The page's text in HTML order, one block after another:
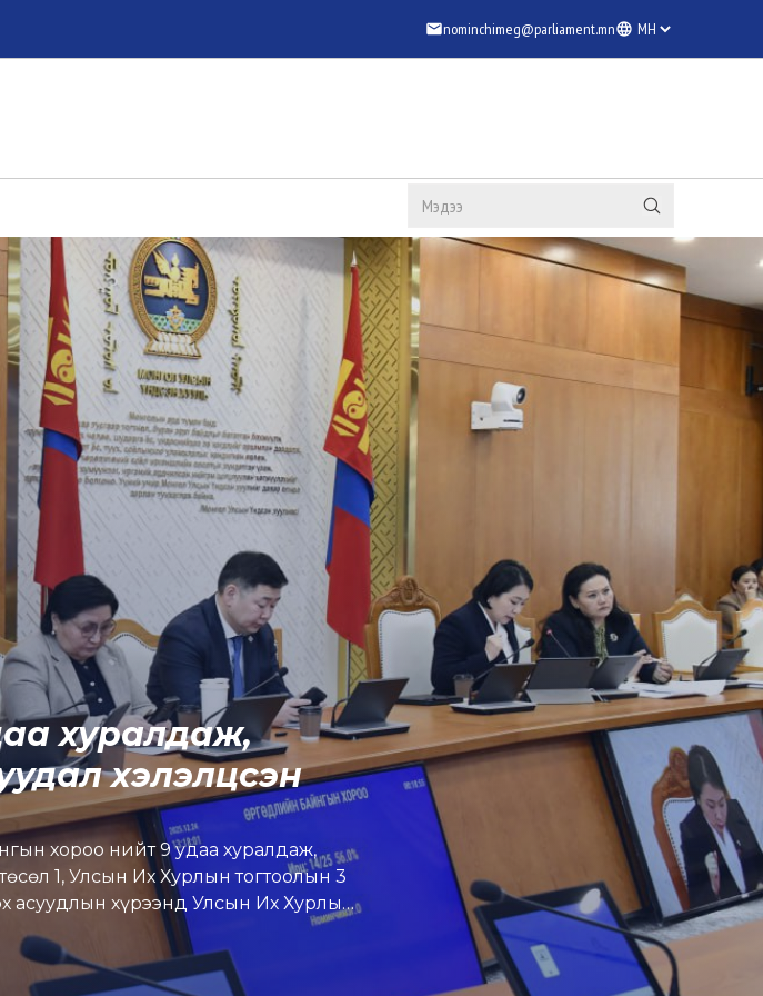
nominchimeg@parliament.mn
хуралдаж,
хэлэлцсэн
хороо нийт 9 удаа хуралдаж,
1, Улсын Их Хурлын тогтоолын 3
асуудлын хүрээнд Улсын Их Хурлын
тайлан, илтгэл, мэдээллийг 8 удаа
уулзалт, ярилцлага, Хууль
байгуулсан байна. Ээлжит